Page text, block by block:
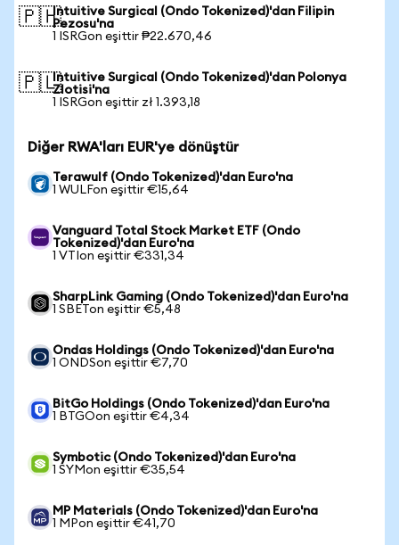
🇵🇭Intuitive Surgical (Ondo Tokenized)'dan Filipin
Pezosu'na
1 ISRGon eşittir ₱22.670,46
🇵🇱Intuitive Surgical (Ondo Tokenized)'dan Polonya
Zlotisi'na
1 ISRGon eşittir zł 1.393,18
Diğer RWA'ları EUR'ye dönüştür
Terawulf (Ondo Tokenized)'dan Euro'na
1 WULFon eşittir €15,64
Vanguard Total Stock Market ETF (Ondo
Tokenized)'dan Euro'na
1 VTIon eşittir €331,34
SharpLink Gaming (Ondo Tokenized)'dan Euro'na
1 SBETon eşittir €5,48
Ondas Holdings (Ondo Tokenized)'dan Euro'na
1 ONDSon eşittir €7,70
BitGo Holdings (Ondo Tokenized)'dan Euro'na
1 BTGOon eşittir €4,34
Symbotic (Ondo Tokenized)'dan Euro'na
1 SYMon eşittir €35,54
MP Materials (Ondo Tokenized)'dan Euro'na
1 MPon eşittir €41,70